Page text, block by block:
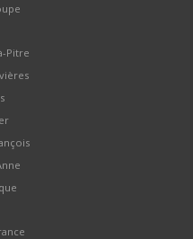
Pitre